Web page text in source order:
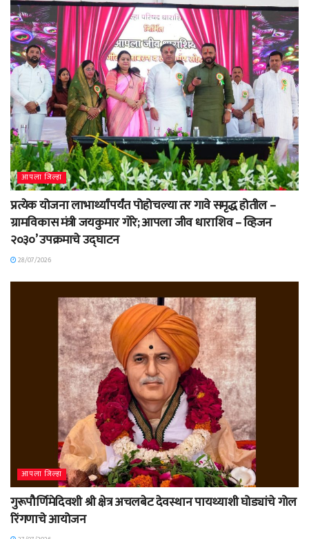
आपला जिल्हा
प्रत्येक योजना लाभार्थ्यांपर्यंत पोहोचल्या तर गावे समृद्ध होतील –
ग्रामविकास मंत्री जयकुमार गोरे; आपला जीव धाराशिव – व्हिजन
२०३०’ उपक्रमाचे उद्घाटन
28/07/2026
आपला जिल्हा
गुरूपौर्णिमेदिवशी श्री क्षेत्र अचलबेट देवस्थान पायथ्याशी घोड्यांचे गोल
रिंगणाचे आयोजन